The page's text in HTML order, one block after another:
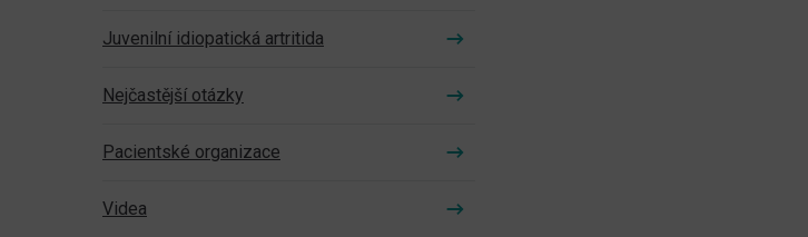
Juvenilní idiopatická artritida
Nejčastější otázky
Pacientské organizace
Videa